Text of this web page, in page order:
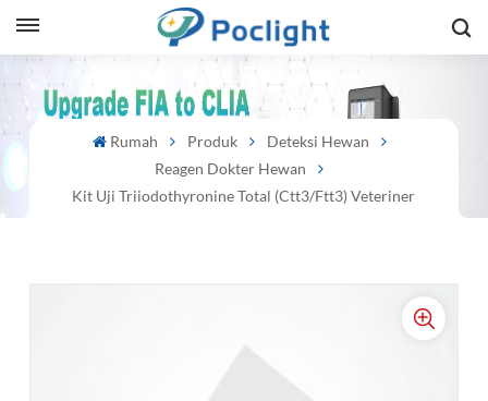
Rumah Produk
Deteksi Hewan
Reagen Dokter Hewan
Kit Uji Triiodothyronine Total (ctt3/ftt3) Veteriner